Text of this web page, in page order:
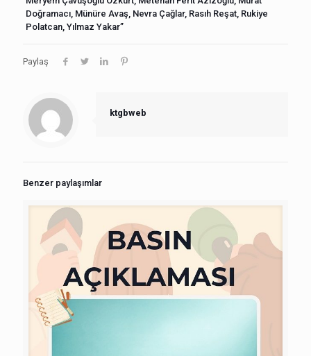
Doğramacı, Münüre Avaş, Nevra Çağlar, Rasıh Reşat, Rukiye
Polatcan, Yılmaz Yakar”
Paylaş
ktgbweb
Benzer paylaşımlar